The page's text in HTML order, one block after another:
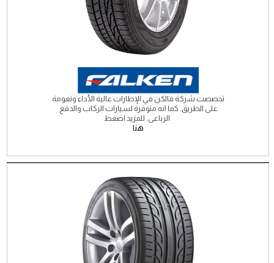
تخصصت شركة فالكن في الإطارات عالية الأداء ونعومة
على الطريق. كما انه متوفرة لسيارات الركاب والدفع
هنا